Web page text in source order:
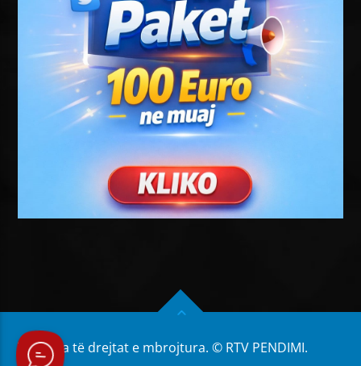
Të gjitha të drejtat e mbrojtura. © RTV PENDIMI.